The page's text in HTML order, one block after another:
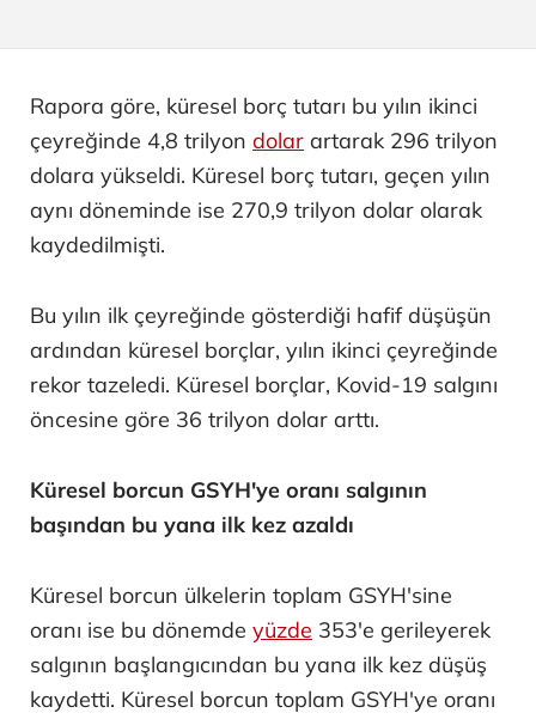
Rapora göre, küresel borç tutarı bu yılın ikinci
çeyreğinde 4,8 trilyon dolar artarak 296 trilyon
dolara yükseldi. Küresel borç tutarı, geçen yılın
aynı döneminde ise 270,9 trilyon dolar olarak
kaydedilmişti.
Bu yılın ilk çeyreğinde gösterdiği hafif düşüşün
ardından küresel borçlar, yılın ikinci çeyreğinde
rekor tazeledi. Küresel borçlar, Kovid-19 salgını
öncesine göre 36 trilyon dolar arttı.
Küresel borcun GSYH'ye oranı salgının
başından bu yana ilk kez azaldı
Küresel borcun ülkelerin toplam GSYH'sine
oranı ise bu dönemde yüzde 353'e gerileyerek
salgının başlangıcından bu yana ilk kez düşüş
kaydetti. Küresel borcun toplam GSYH'ye oranı